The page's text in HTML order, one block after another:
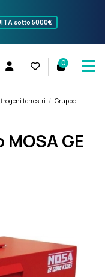
sotto 5000€
0
terrestri
Gruppo
GE